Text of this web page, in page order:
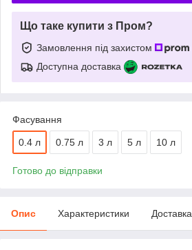
Що таке купити з Пром?
Замовлення під захистом
Доступна доставка
Фасування
0.4 л 0.75 л 3 л 5 л 10 л
Готово до відправки
Опис Характеристики Доставка